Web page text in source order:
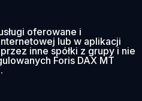
oferowane i
lub w aplikacji
inne spółki z grupy i nie
Foris DAX MT